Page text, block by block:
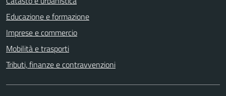
Educazione e formazione
Imprese e commercio
Mobilità e trasporti
Tributi, finanze e contravvenzioni